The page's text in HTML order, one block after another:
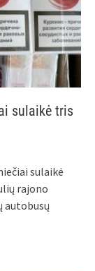
sulaikė tris
sulaikė
rajono
autobusų